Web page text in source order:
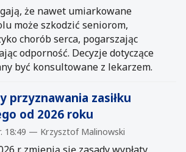
że nawet umiarkowane
może szkodzić seniorom,
chorób serca, pogarszając
odporność. Decyzje dotyczące
być konsultowane z lekarzem.
przyznawania zasiłku
od 2026 roku
18:49 — Krzysztof Malinowski